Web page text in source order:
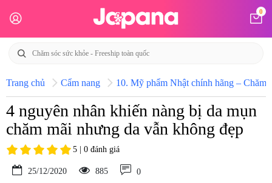
0
Trang chủ Cẩm nang 10. Mỹ phẩm Nhật chính hãng – Chăm
4 nguyên nhân khiến nàng bị da mụn
chăm mãi nhưng da vẫn không đẹp
5 | 0 đánh giá
25/12/2020 885 0